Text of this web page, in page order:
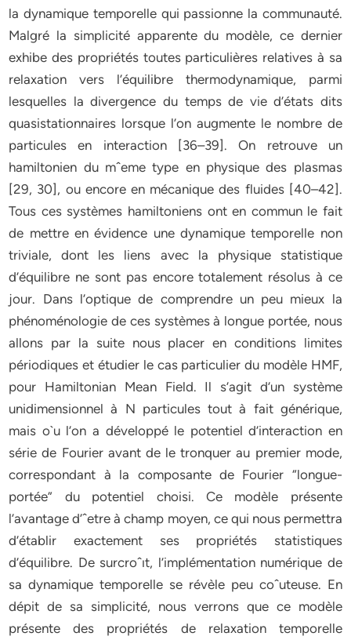
la dynamique temporelle qui passionne la communauté.
Malgré la simplicité apparente du modèle, ce dernier
exhibe des propriétés toutes particulières relatives à sa
relaxation vers l’équilibre thermodynamique, parmi
lesquelles la divergence du temps de vie d’états dits
quasistationnaires lorsque l’on augmente le nombre de
particules en interaction [36–39]. On retrouve un
hamiltonien du mˆeme type en physique des plasmas
[29, 30], ou encore en mécanique des fluides [40–42].
Tous ces systèmes hamiltoniens ont en commun le fait
de mettre en évidence une dynamique temporelle non
triviale, dont les liens avec la physique statistique
d’équilibre ne sont pas encore totalement résolus à ce
jour. Dans l’optique de comprendre un peu mieux la
phénoménologie de ces systèmes à longue portée, nous
allons par la suite nous placer en conditions limites
périodiques et étudier le cas particulier du modèle HMF,
pour Hamiltonian Mean Field. Il s’agit d’un système
unidimensionnel à N particules tout à fait générique,
mais o`u l’on a développé le potentiel d’interaction en
série de Fourier avant de le tronquer au premier mode,
correspondant à la composante de Fourier “longue-
portée” du potentiel choisi. Ce modèle présente
l’avantage d’ˆetre à champ moyen, ce qui nous permettra
d’établir exactement ses propriétés statistiques
d’équilibre. De surcroˆıt, l’implémentation numérique de
sa dynamique temporelle se révèle peu coˆuteuse. En
dépit de sa simplicité, nous verrons que ce modèle
présente des propriétés de relaxation temporelle